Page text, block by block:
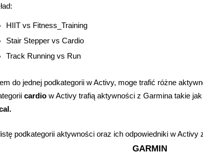
HIIT vs Fitness_Training
Stair Stepper vs Cardio
Track Running vs Run
do jednej podkategorii w Activy, moge trafić różne
cardio w Activy trafią aktywności z Garmina takie
podkategorii aktywności oraz ich odpowiedniki w Activy
GARMIN